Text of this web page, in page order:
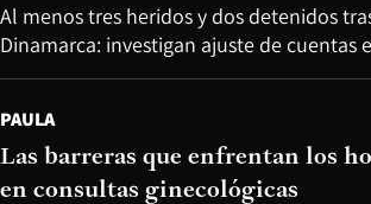
Al menos tres heridos y dos detenidos
Dinamarca: investigan ajuste de cuentas
PAULA
Las barreras que enfrentan los
en consultas ginecológicas